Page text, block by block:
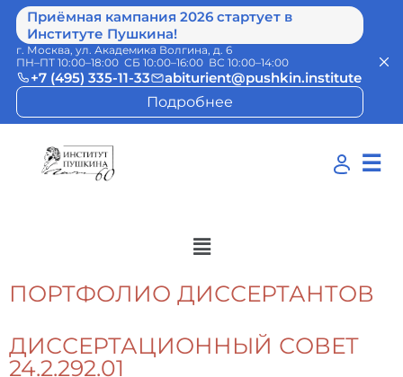
Приёмная кампания 2026 стартует в
Институте Пушкина!
г. Москва, ул. Академика Волгина, д. 6
ПН–ПТ 10:00–18:00 СБ 10:00–16:00 ВС 10:00–14:00
+7 (495) 335-11-33
abiturient@pushkin.institute
Подробнее
☰
ПОРТФОЛИО ДИССЕРТАНТОВ
ДИССЕРТАЦИОННЫЙ СОВЕТ
24.2.292.01